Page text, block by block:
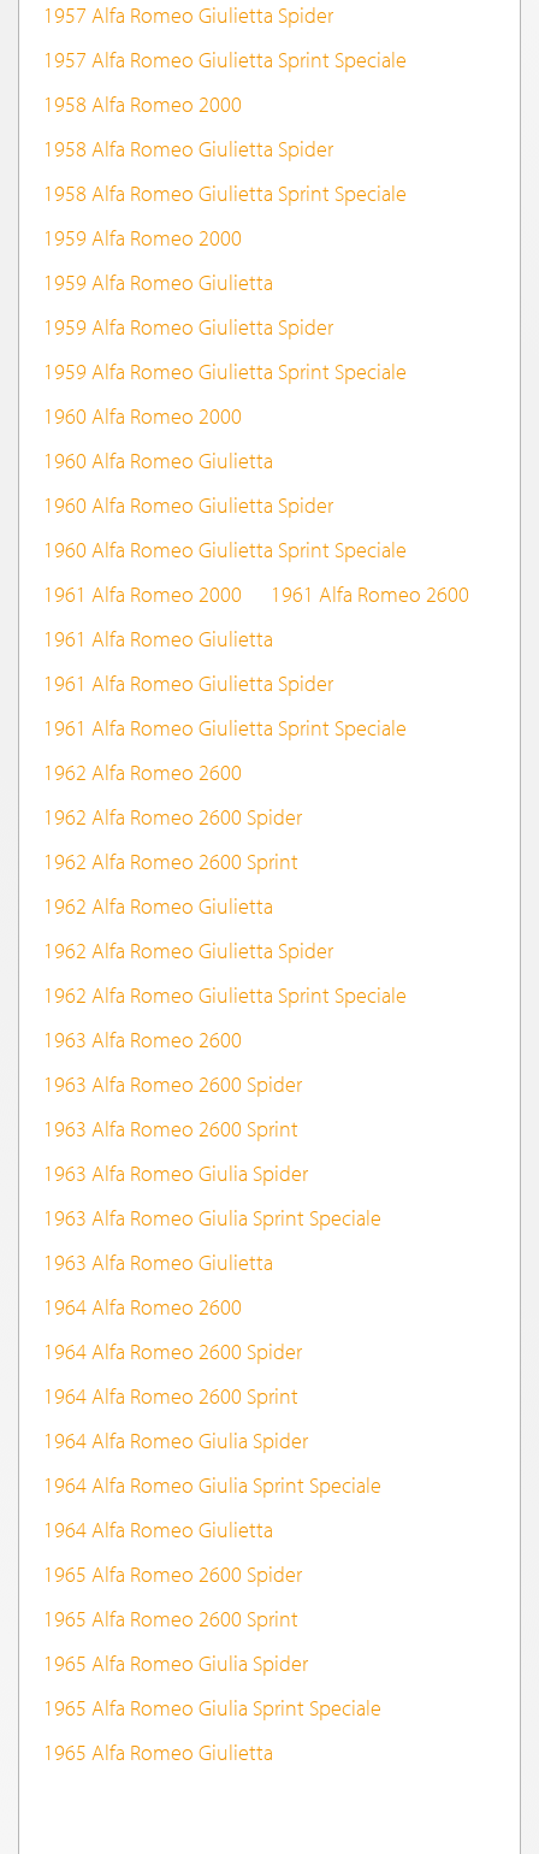
1957 Alfa Romeo Giulietta Spider
1957 Alfa Romeo Giulietta Sprint Speciale
1958 Alfa Romeo 2000
1958 Alfa Romeo Giulietta Spider
1958 Alfa Romeo Giulietta Sprint Speciale
1959 Alfa Romeo 2000
1959 Alfa Romeo Giulietta
1959 Alfa Romeo Giulietta Spider
1959 Alfa Romeo Giulietta Sprint Speciale
1960 Alfa Romeo 2000
1960 Alfa Romeo Giulietta
1960 Alfa Romeo Giulietta Spider
1960 Alfa Romeo Giulietta Sprint Speciale
1961 Alfa Romeo 2000
1961 Alfa Romeo 2600
1961 Alfa Romeo Giulietta
1961 Alfa Romeo Giulietta Spider
1961 Alfa Romeo Giulietta Sprint Speciale
1962 Alfa Romeo 2600
1962 Alfa Romeo 2600 Spider
1962 Alfa Romeo 2600 Sprint
1962 Alfa Romeo Giulietta
1962 Alfa Romeo Giulietta Spider
1962 Alfa Romeo Giulietta Sprint Speciale
1963 Alfa Romeo 2600
1963 Alfa Romeo 2600 Spider
1963 Alfa Romeo 2600 Sprint
1963 Alfa Romeo Giulia Spider
1963 Alfa Romeo Giulia Sprint Speciale
1963 Alfa Romeo Giulietta
1964 Alfa Romeo 2600
1964 Alfa Romeo 2600 Spider
1964 Alfa Romeo 2600 Sprint
1964 Alfa Romeo Giulia Spider
1964 Alfa Romeo Giulia Sprint Speciale
1964 Alfa Romeo Giulietta
1965 Alfa Romeo 2600 Spider
1965 Alfa Romeo 2600 Sprint
1965 Alfa Romeo Giulia Spider
1965 Alfa Romeo Giulia Sprint Speciale
1965 Alfa Romeo Giulietta